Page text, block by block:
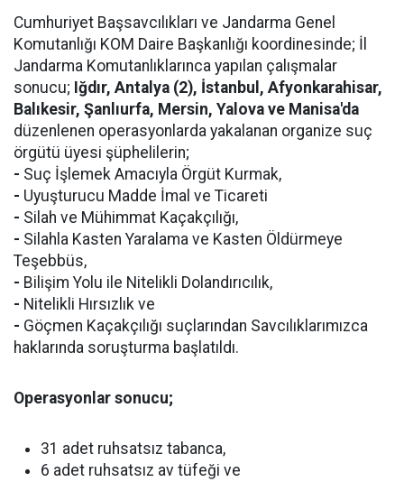
Cumhuriyet Başsavcılıkları ve Jandarma Genel
Komutanlığı KOM Daire Başkanlığı koordinesinde; İl
Jandarma Komutanlıklarınca yapılan çalışmalar
sonucu; Iğdır, Antalya (2), İstanbul, Afyonkarahisar,
Balıkesir, Şanlıurfa, Mersin, Yalova ve Manisa'da
düzenlenen operasyonlarda yakalanan organize suç
örgütü üyesi şüphelilerin;
- Suç İşlemek Amacıyla Örgüt Kurmak,
- Uyuşturucu Madde İmal ve Ticareti
- Silah ve Mühimmat Kaçakçılığı,
- Silahla Kasten Yaralama ve Kasten Öldürmeye
Teşebbüs,
- Bilişim Yolu ile Nitelikli Dolandırıcılık,
- Nitelikli Hırsızlık ve
- Göçmen Kaçakçılığı suçlarından Savcılıklarımızca
haklarında soruşturma başlatıldı.
Operasyonlar sonucu;
31 adet ruhsatsız tabanca,
6 adet ruhsatsız av tüfeği ve